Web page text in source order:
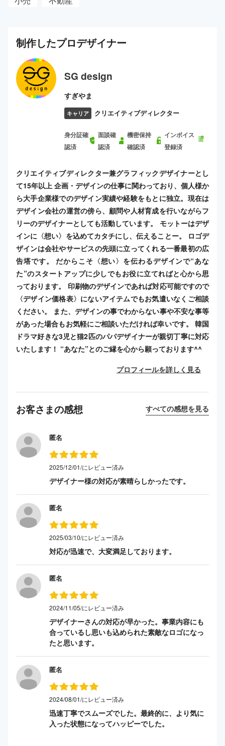
制作したプロデザイナー
SG design
すぎやま
キャリア クリエイティブディレクター
身分証確
認済
面談確
認済
機密保持
確認済
インボイス
登録済
クリエイティブディレクター兼グラフィックデザイナーとし
て15年以上 企画・デザインの仕事に関わっており、個人様か
ら大手企業様でのデザイン実績や経験をもとに独立。現在は
デザイン会社の運営の傍ら、顧問や人材育成を行いながらフ
リーのデザイナーとしても活動しています。 モットーはデザ
インに〈想い〉を込めてカタチにし、伝えることー。 ロゴデ
ザインは会社やサービスの先頭に立ってくれる一番最初の広
告塔です。 だからこそ〈想い〉を伝わるデザインで“あな
た”のスタートアップに少しでもお役に立てればと心から思
っております。 印刷物のデザインであれば対応可能ですので
〈デザイン価格表〉にないアイテムでもお気遣いなくご相談
ください。 また、デザインの事でわからない事や不安な事等
があった場合もお気軽にご相談いただければ幸いです。 韓国
ドラマ好きな3児と猫2匹のパパデザイナーが親切丁寧に対応
いたします！ “あなた”とのご縁を心から願っております^^
プロフィールを詳しく見る
お客さまの感想 すべての感想を見る
匿名
2025/12/01/にレビュー済み
デザイナー様の対応が素晴らしかったです。
匿名
2025/03/10/にレビュー済み
対応が迅速で、大変満足しております。
匿名
2024/11/05/にレビュー済み
デザイナーさんの対応が早かった。事業内容にも
合っているし思いも込められた素敵なロゴになっ
たと思います。
匿名
2024/08/01/にレビュー済み
迅速丁寧でスムーズでした。最終的に、より気に
入った状態になってハッピーでした。